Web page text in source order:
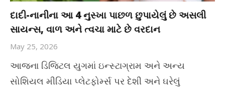
દાદી-નાનીના આ 4 નુસ્ખા પાછળ છુપાયેલું છે અસલી
સાયન્સ, વાળ અને ત્વચા માટે છે વરદાન
May 25, 2026
આજના ડિજિટલ યુગમાં ઇન્સ્ટાગ્રામ અને અન્ય
સોશિયલ મીડિયા પ્લેટફોર્મ્સ પર દેશી અને ઘરેલું